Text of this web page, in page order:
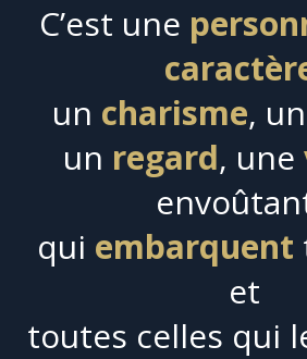
C’est une
un charisme, un
un regard, une
qui embarquent
et
toutes celles qui